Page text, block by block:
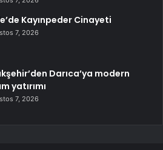
Kayınpeder Cinayeti
7, 2026
Darıca’ya modern
yatırımı
7, 2026